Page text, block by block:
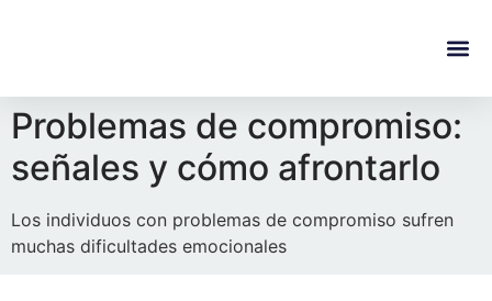
Problemas de compromiso:
señales y cómo afrontarlo
Los individuos con problemas de compromiso sufren
muchas dificultades emocionales